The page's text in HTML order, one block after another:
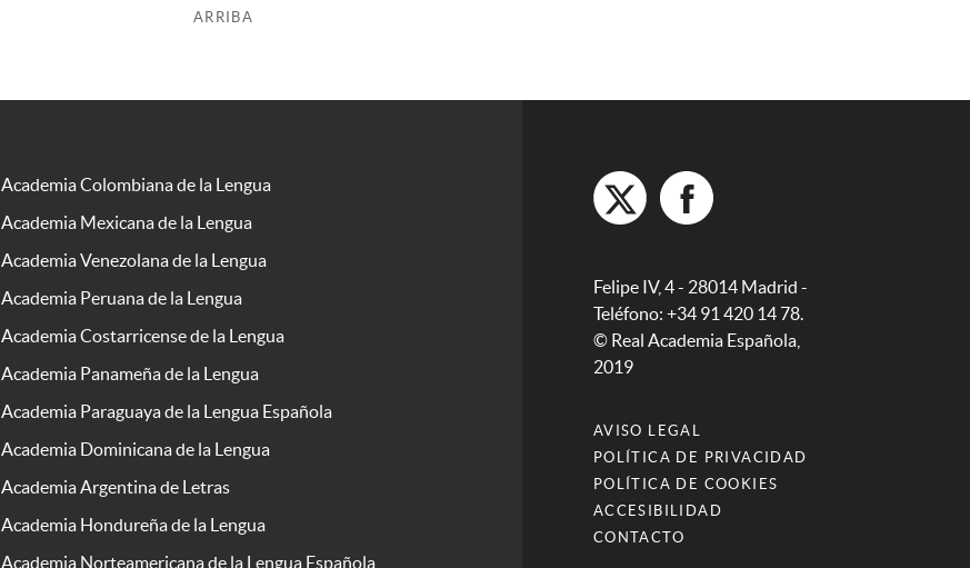
ARRIBA
Academia Colombiana de la Lengua
Academia Mexicana de la Lengua
Academia Venezolana de la Lengua
Academia Peruana de la Lengua
Academia Costarricense de la Lengua
Academia Panameña de la Lengua
Academia Paraguaya de la Lengua Española
Academia Dominicana de la Lengua
Academia Argentina de Letras
Academia Hondureña de la Lengua
Academia Norteamericana de la Lengua Española
Felipe IV, 4 - 28014 Madrid -
Teléfono: +34 91 420 14 78.
© Real Academia Española,
2019
AVISO LEGAL
POLÍTICA DE PRIVACIDAD
POLÍTICA DE COOKIES
ACCESIBILIDAD
CONTACTO